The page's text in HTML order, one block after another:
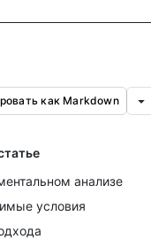
как Markdown
анализе
условия